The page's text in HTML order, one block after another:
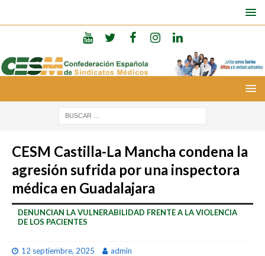
CESM Castilla-La Mancha condena la
agresión sufrida por una inspectora
médica en Guadalajara
DENUNCIAN LA VULNERABILIDAD FRENTE A LA VIOLENCIA
DE LOS PACIENTES
12 septiembre, 2025 admin